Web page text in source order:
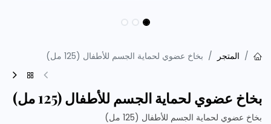
المتجر بخاخ عضوي لحماية الجسم للأطفال (125 مل)
بخاخ عضوي لحماية الجسم للأطفال (125 مل)
بخاخ عضوي لحماية الجسم للأطفال (125 مل)